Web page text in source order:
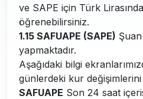
ve SAPE için Türk
öğrenebilirsiniz.
1.15 SAFUAPE (SAPE)
yapmaktadır.
Aşağıdaki bilgi
günlerdeki kur
SAFUAPE Son 24 saat